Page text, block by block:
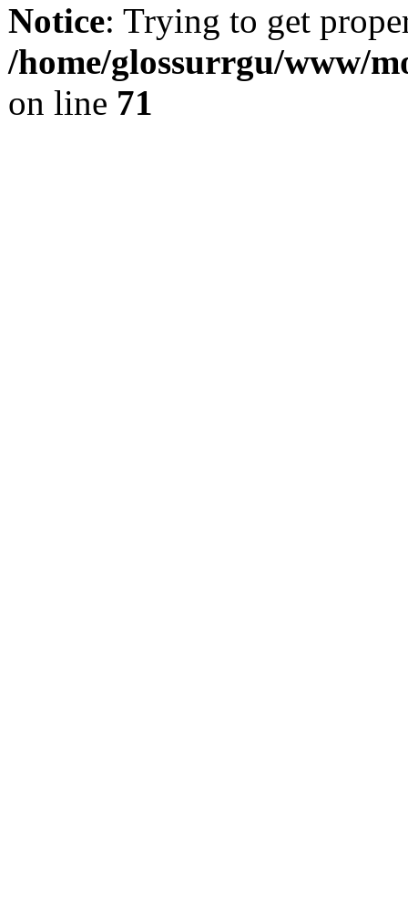
Notice: Trying to get
/home/glossurrgu/www/
on line 71